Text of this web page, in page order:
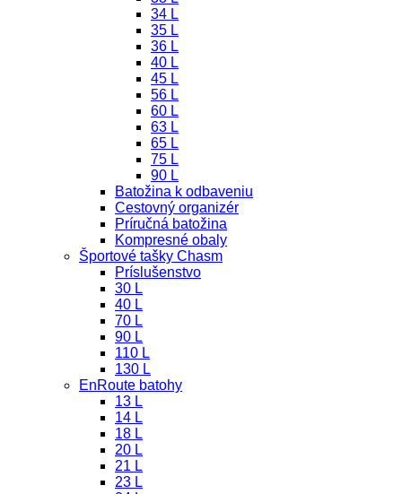
34 L
35 L
36 L
40 L
45 L
56 L
60 L
63 L
65 L
75 L
90 L
Batožina k odbaveniu
Cestovný organizér
Príručná batožina
Kompresné obaly
Športové tašky Chasm
Príslušenstvo
30 L
40 L
70 L
90 L
110 L
130 L
EnRoute batohy
13 L
14 L
18 L
20 L
21 L
23 L